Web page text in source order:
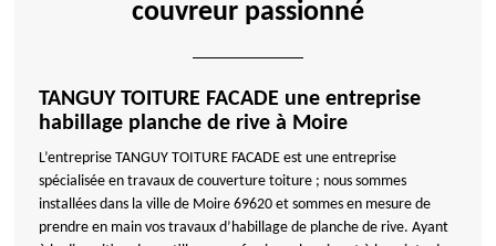
couvreur passionné
TANGUY TOITURE FACADE une entreprise
habillage planche de rive à Moire
L’entreprise TANGUY TOITURE FACADE est une entreprise
spécialisée en travaux de couverture toiture ; nous sommes
installées dans la ville de Moire 69620 et sommes en mesure de
prendre en main vos travaux d’habillage de planche de rive. Ayant